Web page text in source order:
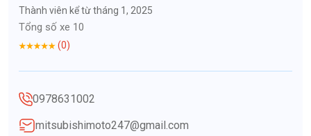
Thành viên kể từ tháng 1, 2025
Tổng số xe 10
(0)
0978631002
mitsubishimoto247@gmail.com